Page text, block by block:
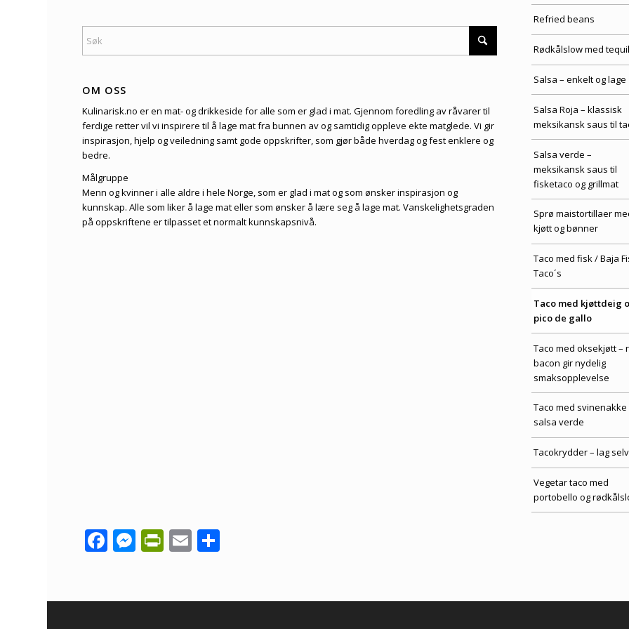
OM OSS
Kulinarisk.no er en mat- og drikkeside for alle som er glad i mat. Gjennom foredling av råvarer til
ferdige retter vil vi inspirere til å lage mat fra bunnen av og samtidig oppleve ekte matglede. Vi gir
inspirasjon, hjelp og veiledning samt gode oppskrifter, som gjør både hverdag og fest enklere og
bedre.
Målgruppe
Menn og kvinner i alle aldre i hele Norge, som er glad i mat og som ønsker inspirasjon og
kunnskap. Alle som liker å lage mat eller som ønsker å lære seg å lage mat. Vanskelighetsgraden
på oppskriftene er tilpasset et normalt kunnskapsnivå.
Refried beans
Rødkålslow med
Salsa – enkelt og lage
Salsa Roja – klassisk
meksikansk saus til
Salsa verde –
meksikansk saus til
fisketaco og grillmat
Sprø maistortillaer
kjøtt og bønner
Taco med fisk / Baja
Taco´s
Taco med kjøttdeig
pico de gallo
Taco med oksekjøtt –
bacon gir nydelig
smaksopplevelse
Taco med svinenakke
salsa verde
Tacokrydder – lag selv
Vegetar taco med
portobello og
Facebook
Messenger
PrintFriendly
Email